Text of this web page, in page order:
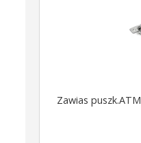
Zawias